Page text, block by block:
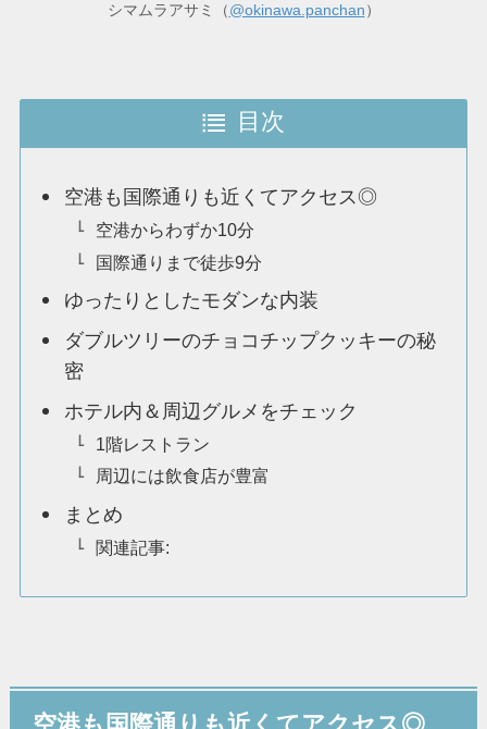
シマムラアサミ（@okinawa.panchan）
目次
空港も国際通りも近くてアクセス◎
空港からわずか10分
国際通りまで徒歩9分
ゆったりとしたモダンな内装
ダブルツリーのチョコチップクッキーの秘
密
ホテル内＆周辺グルメをチェック
1階レストラン
周辺には飲食店が豊富
まとめ
関連記事: